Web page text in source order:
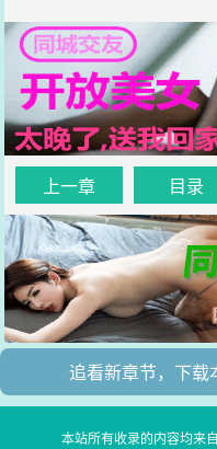
上一章 目录
追看新章节，下载
本站所有收录的内容均来